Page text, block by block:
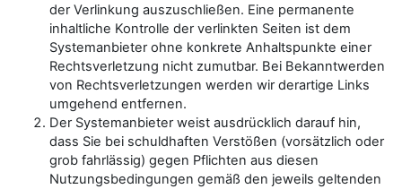
der Verlinkung auszuschließen. Eine permanente
inhaltliche Kontrolle der verlinkten Seiten ist dem
Systemanbieter ohne konkrete Anhaltspunkte einer
Rechtsverletzung nicht zumutbar. Bei Bekanntwerden
von Rechtsverletzungen werden wir derartige Links
umgehend entfernen.
Der Systemanbieter weist ausdrücklich darauf hin,
dass Sie bei schuldhaften Verstößen (vorsätzlich oder
grob fahrlässig) gegen Pflichten aus diesen
Nutzungsbedingungen gemäß den jeweils geltenden